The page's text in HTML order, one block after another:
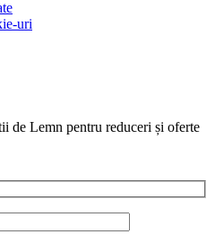
uri
de Lemn pentru reduceri și oferte